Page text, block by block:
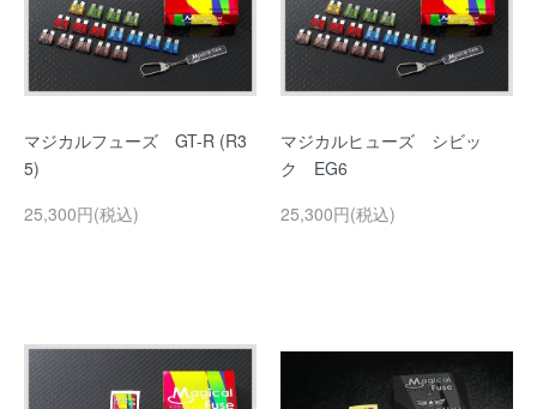
マジカルフューズ GT-R (R3
5)
25,300円(税込)
マジカルヒューズ シビッ
ク EG6
25,300円(税込)